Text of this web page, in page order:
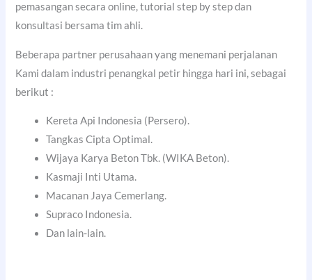
pemasangan secara online, tutorial step by step dan
konsultasi bersama tim ahli.
Beberapa partner perusahaan yang menemani perjalanan
Kami dalam industri penangkal petir hingga hari ini, sebagai
berikut :
Kereta Api Indonesia (Persero).
Tangkas Cipta Optimal.
Wijaya Karya Beton Tbk. (WIKA Beton).
Kasmaji Inti Utama.
Macanan Jaya Cemerlang.
Supraco Indonesia.
Dan lain-lain.